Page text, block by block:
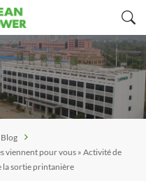
Blog
viennent pour vous » Activité de
la sortie printanière